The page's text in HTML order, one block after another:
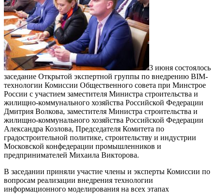
3 июня состоялось
заседание Открытой экспертной группы по внедрению BIM-
технологии Комиссии Общественного совета при Минстрое
России с участием заместителя Министра строительства и
жилищно-коммунального хозяйства Российской Федерации
Дмитрия Волкова, заместителя Министра строительства и
жилищно-коммунального хозяйства Российской Федерации
Александра Козлова, Председателя Комитета по
градостроительной политике, строительству и индустрии
Московской конфедерации промышленников и
предпринимателей Михаила Викторова.
В заседании приняли участие члены и эксперты Комиссии по
вопросам реализации внедрения технологии
информационного моделирования на всех этапах